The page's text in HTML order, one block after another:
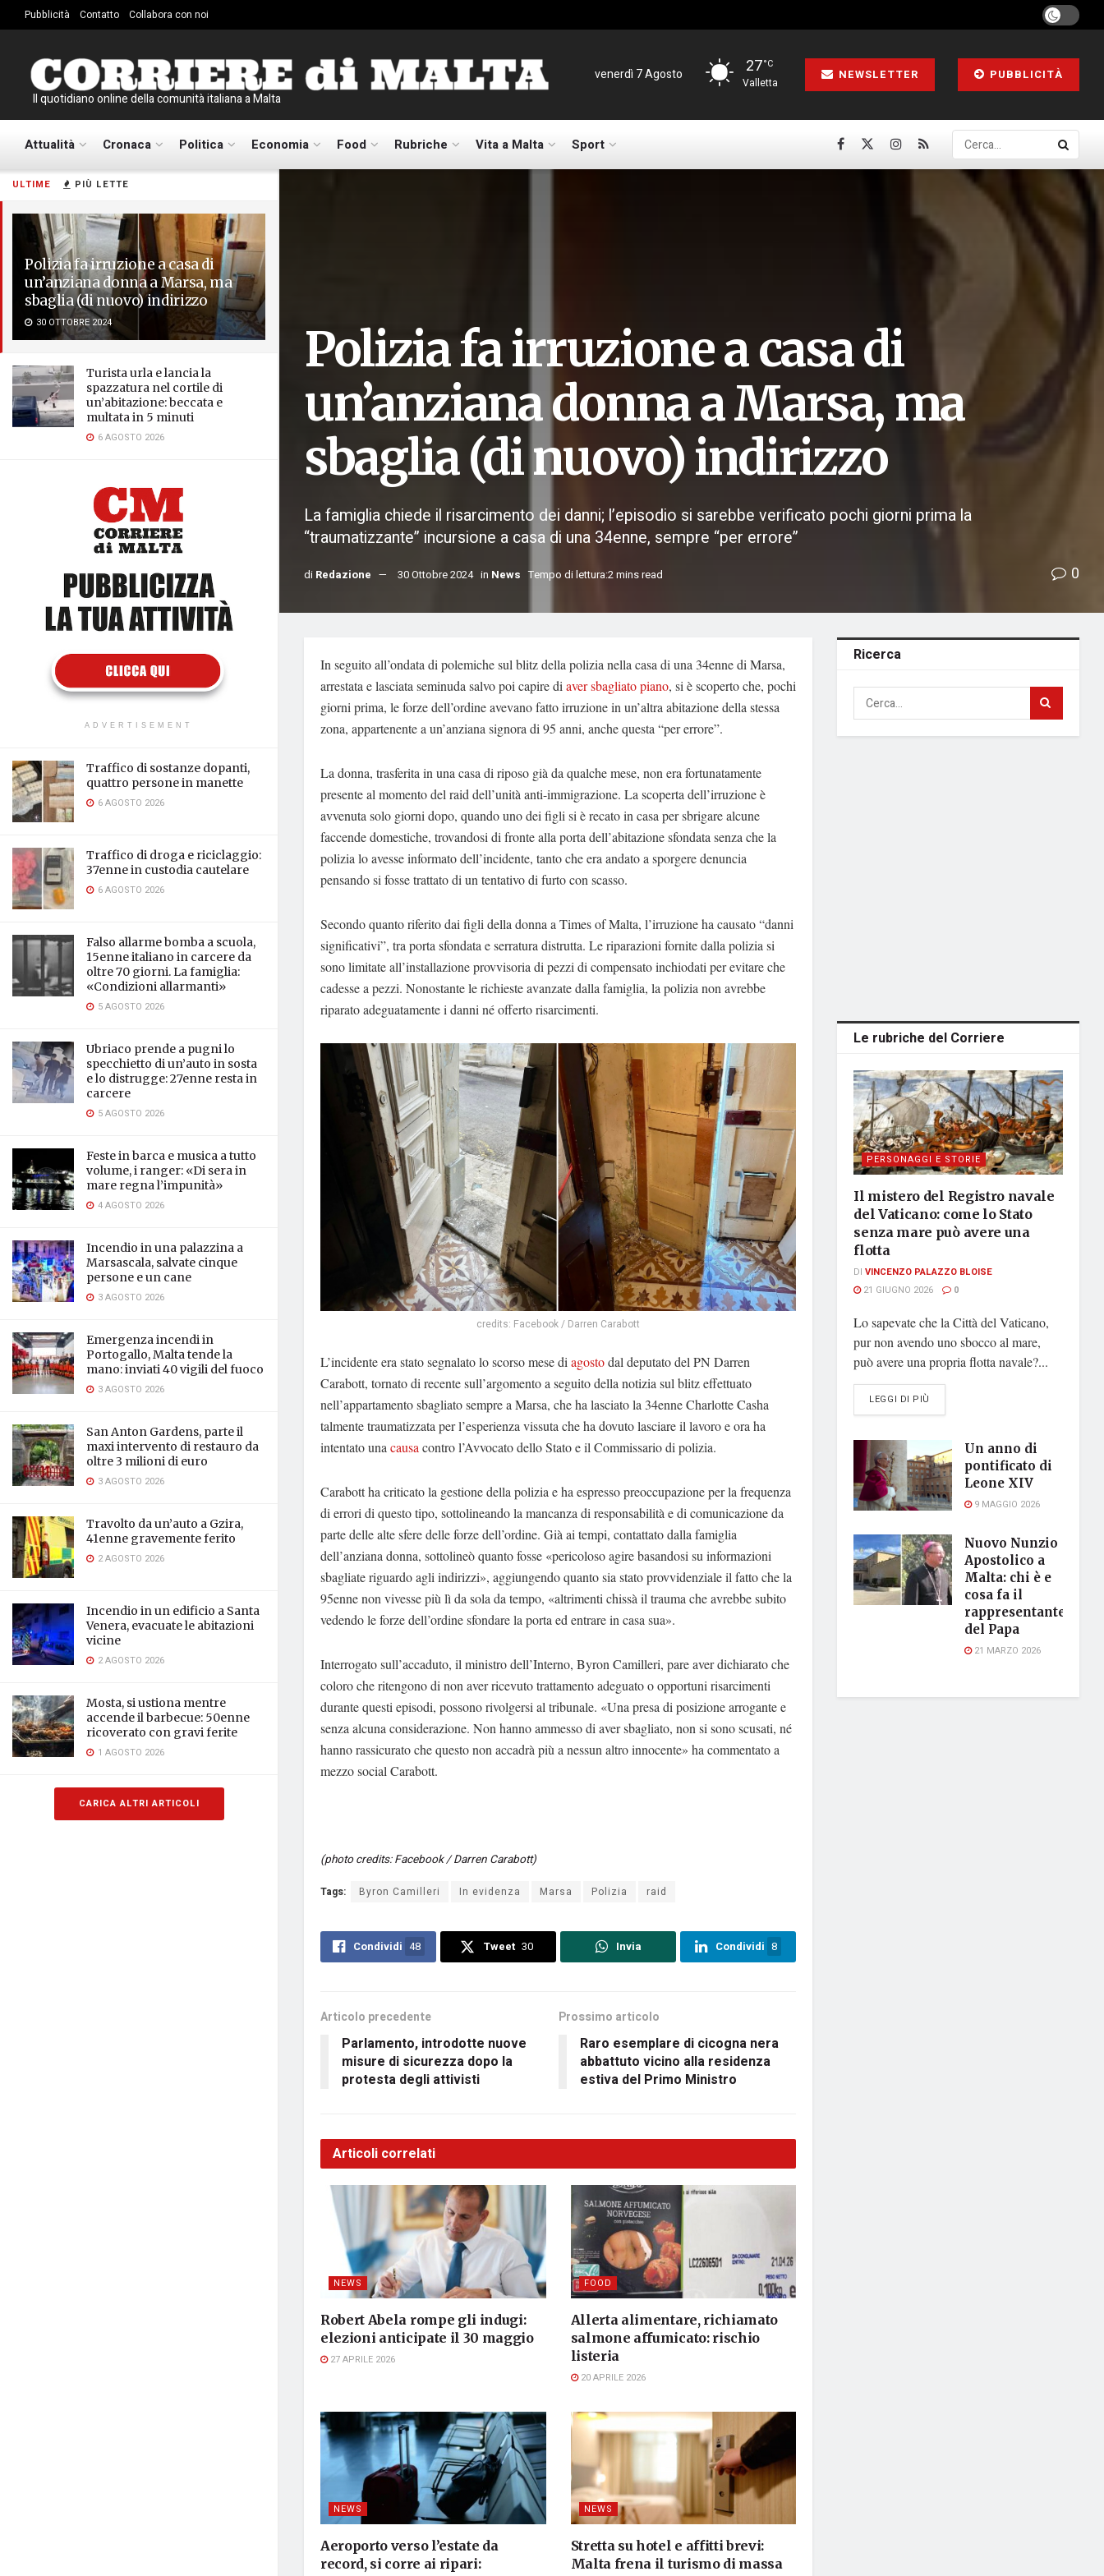
ULTIME PIÙ LETTE
Polizia fa irruzione a casa di
un’anziana donna a Marsa, ma
sbaglia (di nuovo) indirizzo
30 OTTOBRE 2024
Turista urla e lancia la
spazzatura nel cortile di
un’abitazione: beccata e
multata in 5 minuti
6 AGOSTO 2026
ADVERTISEMENT
Traffico di sostanze dopanti,
quattro persone in manette
6 AGOSTO 2026
Traffico di droga e riciclaggio:
37enne in custodia cautelare
6 AGOSTO 2026
Falso allarme bomba a scuola,
15enne italiano in carcere da
oltre 70 giorni. La famiglia:
«Condizioni allarmanti»
5 AGOSTO 2026
Ubriaco prende a pugni lo
specchietto di un’auto in sosta
e lo distrugge: 27enne resta in
carcere
5 AGOSTO 2026
Feste in barca e musica a tutto
volume, i ranger: «Di sera in
mare regna l’impunità»
4 AGOSTO 2026
Incendio in una palazzina a
Marsascala, salvate cinque
persone e un cane
3 AGOSTO 2026
Emergenza incendi in
Portogallo, Malta tende la
mano: inviati 40 vigili del fuoco
3 AGOSTO 2026
San Anton Gardens, parte il
maxi intervento di restauro da
oltre 3 milioni di euro
3 AGOSTO 2026
Travolto da un’auto a Gzira,
41enne gravemente ferito
2 AGOSTO 2026
Incendio in un edificio a Santa
Venera, evacuate le abitazioni
vicine
2 AGOSTO 2026
Mosta, si ustiona mentre
accende il barbecue: 50enne
ricoverato con gravi ferite
1 AGOSTO 2026
CARICA ALTRI ARTICOLI
Pubblicità Contatto Collabora con noi
Il quotidiano online della comunità italiana a Malta
venerdì 7 Agosto 27°C
Valletta
NEWSLETTER PUBBLICITÀ
Attualità Cronaca Politica Economia Food Rubriche Vita a Malta Sport
Polizia fa irruzione a casa di
un’anziana donna a Marsa, ma
sbaglia (di nuovo) indirizzo
La famiglia chiede il risarcimento dei danni; l’episodio si sarebbe verificato pochi giorni prima la
“traumatizzante” incursione a casa di una 34enne, sempre “per errore”
di Redazione 30 Ottobre 2024 in News Tempo di lettura:2 mins read 0
In seguito all’ondata di polemiche sul blitz della polizia nella casa di una 34enne di Marsa,
arrestata e lasciata seminuda salvo poi capire di aver sbagliato piano, si è scoperto che, pochi
giorni prima, le forze dell’ordine avevano fatto irruzione in un’altra abitazione della stessa
zona, appartenente a un’anziana signora di 95 anni, anche questa “per errore”.
La donna, trasferita in una casa di riposo già da qualche mese, non era fortunatamente
presente al momento del raid dell’unità anti-immigrazione. La scoperta dell’irruzione è
avvenuta solo giorni dopo, quando uno dei figli si è recato in casa per sbrigare alcune
faccende domestiche, trovandosi di fronte alla porta dell’abitazione sfondata senza che la
polizia lo avesse informato dell’incidente, tanto che era andato a sporgere denuncia
pensando si fosse trattato di un tentativo di furto con scasso.
Secondo quanto riferito dai figli della donna a Times of Malta, l’irruzione ha causato “danni
significativi”, tra porta sfondata e serratura distrutta. Le riparazioni fornite dalla polizia si
sono limitate all’installazione provvisoria di pezzi di compensato inchiodati per evitare che
cadesse a pezzi. Nonostante le richieste avanzate dalla famiglia, la polizia non avrebbe
riparato adeguatamente i danni né offerto risarcimenti.
credits: Facebook / Darren Carabott
L’incidente era stato segnalato lo scorso mese di agostodal deputato del PN Darren
Carabott, tornato di recente sull’argomento a seguito della notizia sul blitz effettuato
nell’appartamento sbagliato sempre a Marsa, che ha lasciato la 34enne Charlotte Casha
talmente traumatizzata per l’esperienza vissuta che ha dovuto lasciare il lavoro e ora ha
intentato una causa contro l’Avvocato dello Stato e il Commissario di polizia.
Carabott ha criticato la gestione della polizia e ha espresso preoccupazione per la frequenza
di errori di questo tipo, sottolineando la mancanza di responsabilità e di comunicazione da
parte delle alte sfere delle forze dell’ordine. Già ai tempi, contattato dalla famiglia
dell’anziana donna, sottolineò quanto fosse «pericoloso agire basandosi su informazioni
sbagliate riguardo agli indirizzi», aggiungendo quanto sia stato provvidenziale il fatto che la
95enne non vivesse più lì da sola da tempo, «altrimenti chissà il trauma che avrebbe subito
vedendo le forze dell’ordine sfondare la porta ed entrare in casa sua».
Interrogato sull’accaduto, il ministro dell’Interno, Byron Camilleri, pare aver dichiarato che
coloro che ritengono di non aver ricevuto trattamento adeguato o opportuni risarcimenti
durante questi episodi, possono rivolgersi al tribunale. «Una presa di posizione arrogante e
senza alcuna considerazione. Non hanno ammesso di aver sbagliato, non si sono scusati, né
hanno rassicurato che questo non accadrà più a nessun altro innocente» ha commentato a
mezzo social Carabott.
(photo credits: Facebook / Darren Carabott)
Tags: Byron Camilleri In evidenza Marsa Polizia raid
Condividi 48 Tweet 30 Invia Condividi 8
Articolo precedente
Parlamento, introdotte nuove
misure di sicurezza dopo la
protesta degli attivisti
Prossimo articolo
Raro esemplare di cicogna nera
abbattuto vicino alla residenza
estiva del Primo Ministro
Articoli correlati
NEWS
Robert Abela rompe gli indugi:
elezioni anticipate il 30 maggio
27 APRILE 2026
FOOD
Allerta alimentare, richiamato
salmone affumicato: rischio
listeria
20 APRILE 2026
NEWS
Aeroporto verso l’estate da
record, si corre ai ripari:
NEWS
Stretta su hotel e affitti brevi:
Malta frena il turismo di massa
Ricerca
Le rubriche del Corriere
PERSONAGGI E STORIE
Il mistero del Registro navale
del Vaticano: come lo Stato
senza mare può avere una
flotta
DI VINCENZO PALAZZO BLOISE
21 GIUGNO 2026
0
Lo sapevate che la Città del Vaticano,
pur non avendo uno sbocco al mare,
può avere una propria flotta navale?...
LEGGI DI PIÙ
Un anno di
pontificato di
Leone XIV
9 MAGGIO 2026
Nuovo Nunzio
Apostolico a
Malta: chi è e
cosa fa il
rappresentante
del Papa
21 MARZO 2026